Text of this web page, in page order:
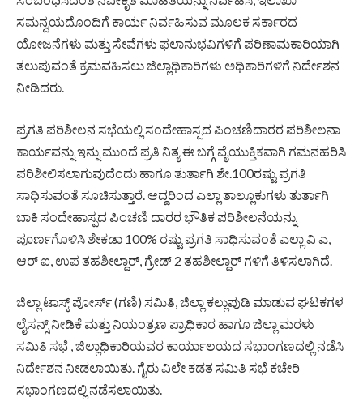
ಸಮನ್ವಯದೊಂದಿಗೆ ಕಾರ್ಯ ನಿರ್ವಹಿಸುವ ಮೂಲಕ ಸರ್ಕಾರದ
ಯೋಜನೆಗಳು ಮತ್ತು ಸೇವೆಗಳು ಫಲಾನುಭವಿಗಳಿಗೆ ಪರಿಣಾಮಕಾರಿಯಾಗಿ
ತಲುಪುವಂತೆ ಕ್ರಮವಹಿಸಲು ಜಿಲ್ಲಾಧಿಕಾರಿಗಳು ಅಧಿಕಾರಿಗಳಿಗೆ ನಿರ್ದೇಶನ
ನೀಡಿದರು.
ಪ್ರಗತಿ ಪರಿಶೀಲನ ಸಭೆಯಲ್ಲಿ ಸಂದೇಹಾಸ್ಪದ ಪಿಂಚಣಿದಾರರ ಪರಿಶೀಲನಾ
ಕಾರ್ಯವನ್ನು ಇನ್ನು ಮುಂದೆ ಪ್ರತಿ ನಿತ್ಯ ಈ ಬಗ್ಗೆ ವೈಯುಕ್ತಿಕವಾಗಿ ಗಮನಹರಿಸಿ
ಪರಿಶೀಲಿಸಲಾಗುವುದೆಂದು ಹಾಗೂ ತುರ್ತಾಗಿ ಶೇ.100ರಷ್ಟು ಪ್ರಗತಿ
ಸಾಧಿಸುವಂತೆ ಸೂಚಿಸುತ್ತಾರೆ. ಆದ್ದರಿಂದ ಎಲ್ಲಾ ತಾಲ್ಲೂಕುಗಳು ತುರ್ತಾಗಿ
ಬಾಕಿ ಸಂದೇಹಾಸ್ಪದ ಪಿಂಚಣಿ ದಾರರ ಭೌತಿಕ ಪರಿಶೀಲನೆಯನ್ನು
ಪೂರ್ಣಗೊಳಿಸಿ ಶೇಕಡಾ 100% ರಷ್ಟು ಪ್ರಗತಿ ಸಾಧಿಸುವಂತೆ ಎಲ್ಲಾ ವಿ ಎ,
ಆರ್ ಐ, ಉಪ ತಹಶೀಲ್ದಾರ್, ಗ್ರೇಡ್ 2 ತಹಶೀಲ್ದಾರ್ ಗಳಿಗೆ ತಿಳಿಸಲಾಗಿದೆ.
ಜಿಲ್ಲಾ ಟಾಸ್ಕ್ ಪೋರ್ಸ್ (ಗಣಿ) ಸಮಿತಿ, ಜಿಲ್ಲಾ ಕಲ್ಲುಪುಡಿ ಮಾಡುವ ಘಟಕಗಳ
ಲೈಸನ್ಸ್ ನೀಡಿಕೆ ಮತ್ತು ನಿಯಂತ್ರಣ ಪ್ರಾಧಿಕಾರ ಹಾಗೂ ಜಿಲ್ಲಾ ಮರಳು
ಸಮಿತಿ ಸಭೆ , ಜಿಲ್ಲಾಧಿಕಾರಿಯವರ ಕಾರ್ಯಾಲಯದ ಸಭಾಂಗಣದಲ್ಲಿ ನಡೆಸಿ
ನಿರ್ದೇಶನ ನೀಡಲಾಯಿತು. ಗೈರು ವಿಲೇ ಕಡತ ಸಮಿತಿ ಸಭೆ ಕಚೇರಿ
ಸಭಾಂಗಣದಲ್ಲಿ ನಡೆಸಲಾಯಿತು.